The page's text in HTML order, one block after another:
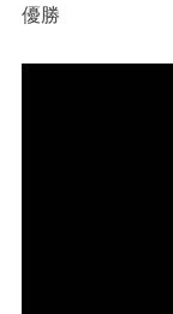
優勝